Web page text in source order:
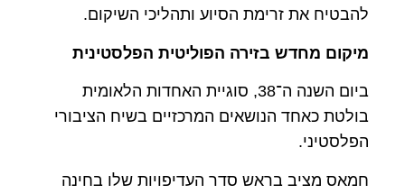
להבטיח את זרימת הסיוע ותהליכי השיקום.
מיקום מחדש בזירה הפוליטית הפלסטינית
ביום השנה ה־38, סוגיית האחדות הלאומית
בולטת כאחד הנושאים המרכזיים בשיח הציבורי
הפלסטיני.
חמאס מציב בראש סדר העדיפויות שלו בחינה